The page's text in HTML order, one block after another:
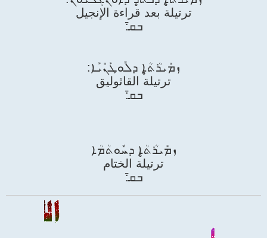
ترتيلة بعد قراءة الإنجيل
ܒܩ̄:
ܙܡܺܝܪܳܬ̥ܳܐ ܕܠܽܘܛܰܢܺܝܰܐ:
ترتيلة القاثوليق
ܒܩ̄:
ܙܡܺܝܪܳܬ̥ܳܐ ܕܚܽܘܬܳܡܳܐ
ترتيلة الختام
ܒܩ̄: